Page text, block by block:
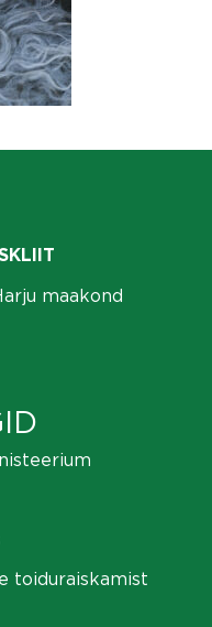
maakond
toiduraiskamist